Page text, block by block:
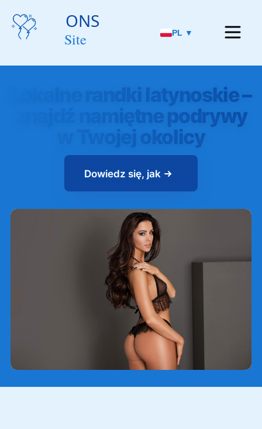
PL ▼
Lokalne randki latynoskie –
znajdź namiętne podrywy
w Twojej okolicy
Dowiedz się, jak